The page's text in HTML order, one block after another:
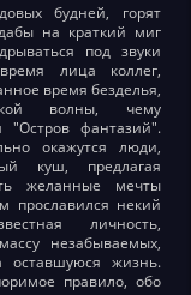
будней, горят
на краткий миг
под звуки
лица коллег,
время безделья,
волны, чему
"Остров фантазий".
окажутся люди,
куш, предлагая
желанные мечты
прославился некий
личность,
незабываемых,
оставшуюся жизнь.
правило, обо